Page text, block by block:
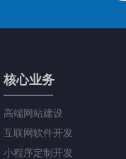
核心业务
高端网站建设
互联网软件开发
小程序定制开发